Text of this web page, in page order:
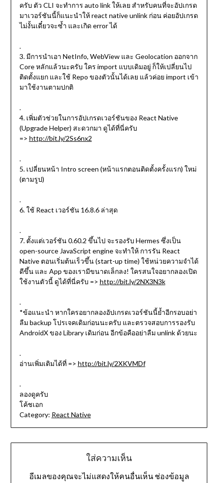
ครับ ตัว CLI จะทำการ auto link ให้เลย สำหรับคนที่จะอัปเกรด
มาเวอร์ชันนี้ก็แนะนำให้ react native unlink ก่อน ค่อยอัปเกรด
ไม่งั้นเดี๋ยวจะซ้ำ และเกิด error ได้
.
3. มีการนำเอา NetInfo, WebView และ Geolocation ออกจาก
Core หลักแล้วนะครับ ใคร import แบบเดิมอยู่ ก็ให้เปลี่ยนไป
ติดตั้งแยก และใช้ Repo ของตัวนั้นได้เลย แล้วค่อย import เข้า
มาใช้งานตามปกติ
.
4. เพิ่มตัวช่วยในการอัปเกรดเวอร์ชันของ React Native
(Upgrade Helper) สะดวกมา ดูได้ที่นี่ครับ
=> http://bit.ly/2Ss6nx2
.
5. เปลี่ยนหน้า Intro screen (หน้าแรกตอนติดตั้งครั้งแรก) ใหม่
(ตามรูป)
.
6. ใช้ React เวอร์ชัน 16.8.6 ล่าสุด
.
7. ตั้งแต่เวอร์ชัน 0.60.2 ขึ้นไป จะรองรับ Hermes ซึ่งเป็น
open-source JavaScript engine จะทำให้ การรัน React
Native ตอนเริ่มต้นเร็วขึ้น (start-up time) ใช้หน่วยความจำได้
ดีขึ้น และ App ของเรามีขนาดเล็กลง! ใครสนใจอยากลองเปิด
ใช้งานตัวนี้ ดูได้ที่นี่ครับ => http://bit.ly/2NX3N3k
.
*ข้อแนะนำ หากใครอยากลองอัปเกรดเวอร์ชันนี้ย้ำอีกรอบอย่า
ลืม backup โปรเจคเดิมก่อนนะครับ และตรวจสอบการรองรับ
AndroidX ของ Library เดิมก่อน อีกข้อคืออย่าลืม unlink ด้วยนะ
.
อ่านเพิ่มเติมได้ที่ => http://bit.ly/2XKVMDf
.
ลองดูครับ
โค้ชเอก
Category: React Native
ใส่ความเห็น
อีเมลของคุณจะไม่แสดงให้คนอื่นเห็น ช่องข้อมูล